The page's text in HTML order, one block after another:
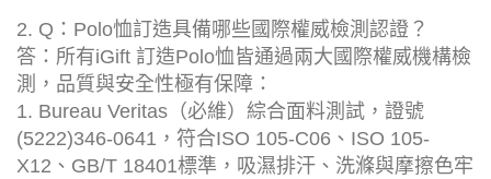
2. Q：Polo恤訂造具備哪些國際權威檢測認證？
答：所有iGift 訂造Polo恤皆通過兩大國際權威機構檢
測，品質與安全性極有保障：
1. Bureau Veritas（必維）綜合面料測試，證號
(5222)346-0641，符合ISO 105-C06、ISO 105-
X12、GB/T 18401標準，吸濕排汗、洗滌與摩擦色牢